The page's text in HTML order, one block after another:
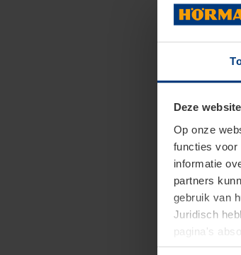
Deze
Op onze
functies voor
informatie
partners
gebruik van
Juridisch
pagina's
moment bij